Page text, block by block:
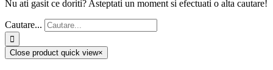
Nu ati gasit ce doriti? Asteptati un moment si efectuati o alta cautare!
Cautare...
Close product quick view×